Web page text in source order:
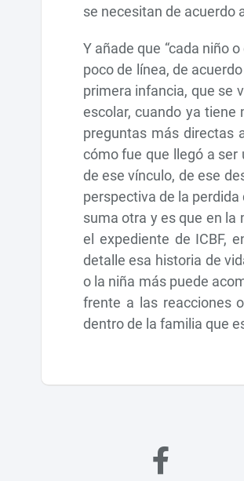
se necesitan de acuerdo
Y añade que “cada niño
poco de línea, de
primera infancia, que se
escolar, cuando ya
preguntas más directas
cómo fue que llegó a ser
de ese vínculo, de ese
perspectiva de la
suma otra y es que en la
el expediente de ICBF,
detalle esa historia de
o la niña más puede
frente a las reacciones
dentro de la familia que